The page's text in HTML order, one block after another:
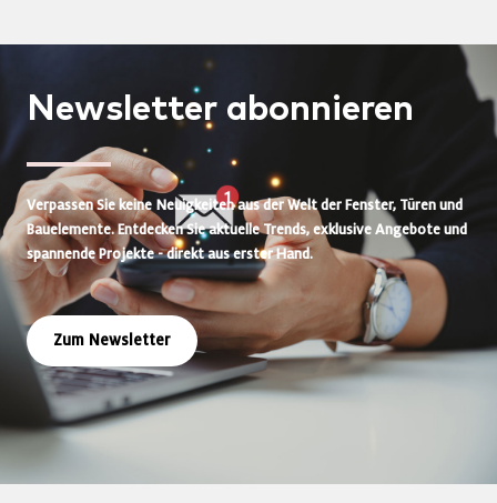
Newsletter abonnieren
Verpassen Sie keine Neuigkeiten aus der Welt der Fenster, Türen und
Bauelemente. Entdecken Sie aktuelle Trends, exklusive Angebote und
spannende Projekte - direkt aus erster Hand.
Zum Newsletter